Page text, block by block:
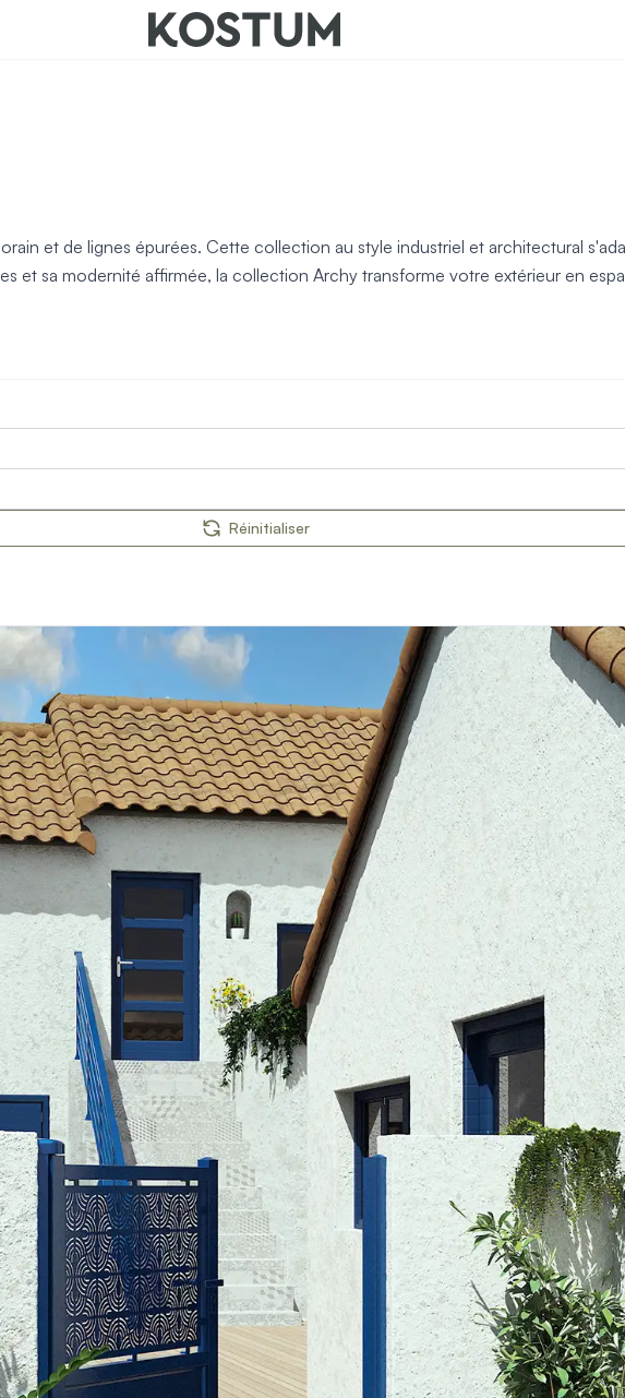
et pare-vent
extérieurs
et PAC
et de lignes épurées. Cette collection au style industriel et architectural
et sa modernité affirmée, la collection Archy transforme votre extérieur en
Réinitialiser